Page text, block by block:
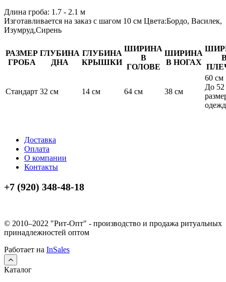
Длина гроба: 1.7 - 2.1 м
Изготавливается на заказ с шагом 10 см Цвета:Бордо, Василек,
Изумруд,Сирень
РАЗМЕР
ГРОБА
ГЛУБИНА
ДНА
ГЛУБИНА
КРЫШКИ
ШИРИНА
В
ГОЛОВЕ
ШИРИНА
В НОГАХ
Стандарт 32 см 14 см 64 см 38 см
60 см
До 52
Доставка
Оплата
О компании
Контакты
+7 (920) 348-48-18
© 2010–2022 "Рит-Опт" - производство и продажа ритуальных
принадлежностей оптом
Работает на InSales
Каталог